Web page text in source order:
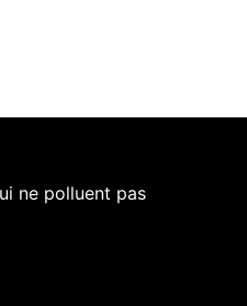
ne polluent pas